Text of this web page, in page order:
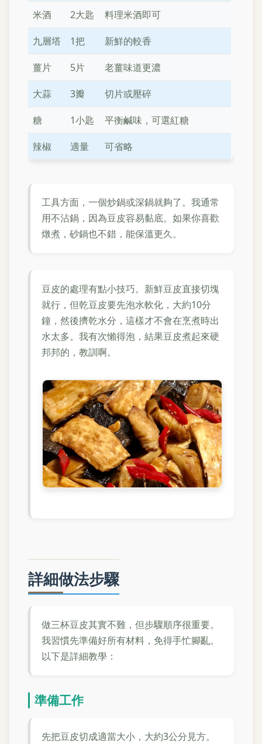
米酒 2大匙 料理米酒即可
九層塔 1把 新鮮的較香
薑片 5片 老薑味道更濃
大蒜 3瓣 切片或壓碎
糖 1小匙 平衡鹹味，可選紅糖
辣椒 適量 可省略
工具方面，一個炒鍋或深鍋就夠了。我通常
用不沾鍋，因為豆皮容易黏底。如果你喜歡
燉煮，砂鍋也不錯，能保溫更久。
豆皮的處理有點小技巧。新鮮豆皮直接切塊
就行，但乾豆皮要先泡水軟化，大約10分
鐘，然後擠乾水分，這樣才不會在烹煮時出
水太多。我有次懶得泡，結果豆皮煮起來硬
邦邦的，教訓啊。
詳細做法步驟
做三杯豆皮其實不難，但步驟順序很重要。
我習慣先準備好所有材料，免得手忙腳亂。
以下是詳細教學：
準備工作
先把豆皮切成適當大小，大約3公分見方。